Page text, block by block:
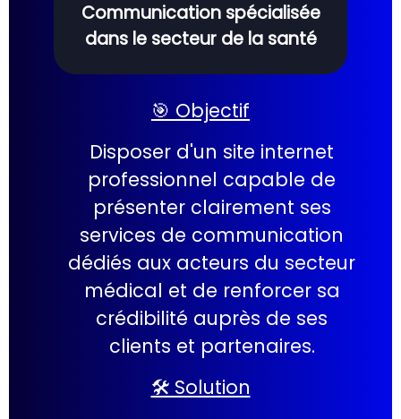
Communication spécialisée
dans le secteur de la santé
🎯 Objectif
Disposer d'un site internet
professionnel capable de
présenter clairement ses
services de communication
dédiés aux acteurs du secteur
médical et de renforcer sa
crédibilité auprès de ses
clients et partenaires.
🛠️ Solution